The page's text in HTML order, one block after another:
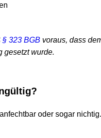
BGB voraus, dass dem
wurde.
oder sogar nichtig.